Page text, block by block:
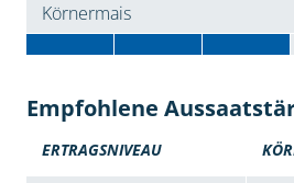
Körnermais
Empfohlene
ERTRAGSNIVEAU